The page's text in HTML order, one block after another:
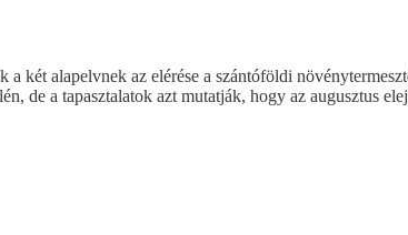
két alapelvnek az elérése a szántóföldi
de a tapasztalatok azt mutatják, hogy az augusztus